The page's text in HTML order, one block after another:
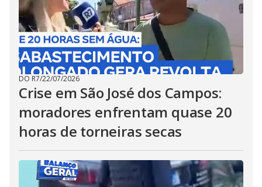
DO R7/22/07/2026
Crise em São José dos Campos:
moradores enfrentam quase 20
horas de torneiras secas